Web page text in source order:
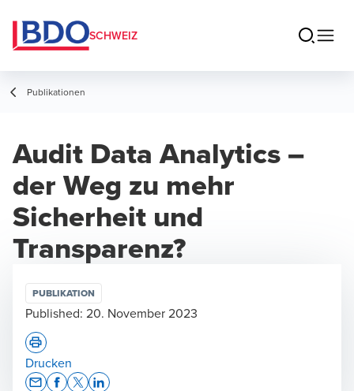
SCHWEIZ
Publikationen
Audit Data Analytics –
der Weg zu mehr
Sicherheit und
Transparenz?
PUBLIKATION
Published: 20. November 2023
Drucken